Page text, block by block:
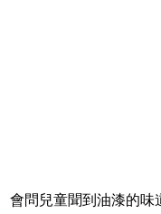
會問兒童聞到油漆的味